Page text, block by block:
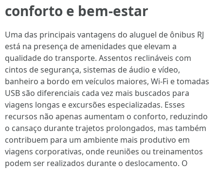
conforto e bem-estar
Uma das principais vantagens do aluguel de ônibus RJ
está na presença de amenidades que elevam a
qualidade do transporte. Assentos reclináveis com
cintos de segurança, sistemas de áudio e vídeo,
banheiro a bordo em veículos maiores, Wi-Fi e tomadas
USB são diferenciais cada vez mais buscados para
viagens longas e excursões especializadas. Esses
recursos não apenas aumentam o conforto, reduzindo
o cansaço durante trajetos prolongados, mas também
contribuem para um ambiente mais produtivo em
viagens corporativas, onde reuniões ou treinamentos
podem ser realizados durante o deslocamento. O